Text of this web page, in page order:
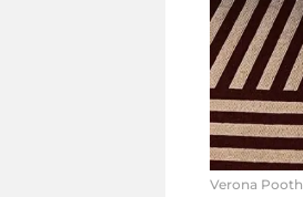
Verona Pooth